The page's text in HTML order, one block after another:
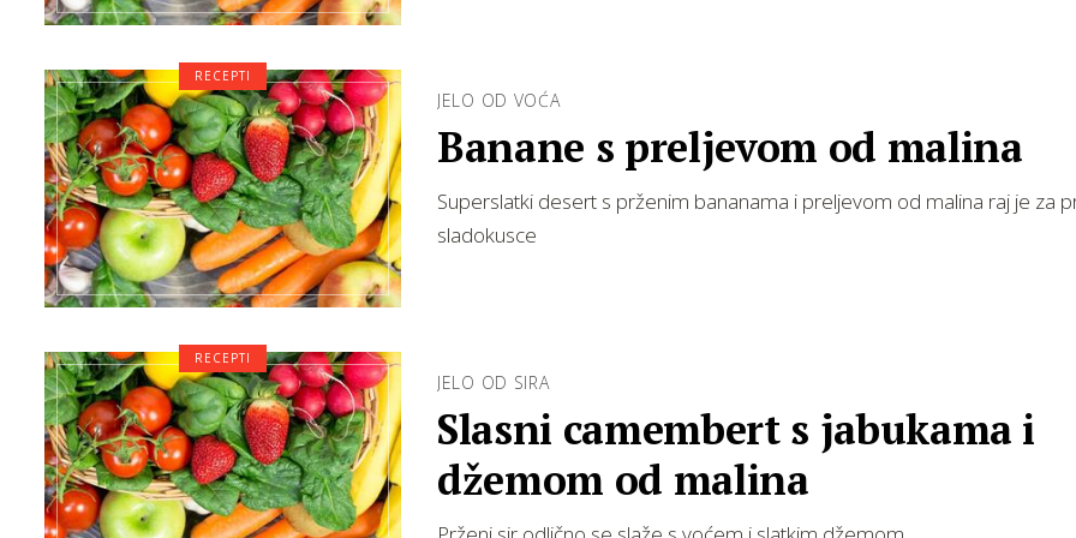
JELO OD VOĆA
Banane s preljevom od malina
Superslatki desert s prženim bananama i preljevom od malina raj je za
sladokusce
RECEPTI
JELO OD SIRA
Slasni camembert s jabukama i
džemom od malina
RECEPTI